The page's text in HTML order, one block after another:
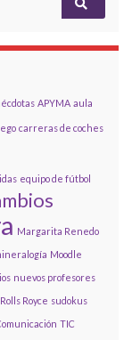
APYMA aula
carreras de coches
equipo de fútbol
Margarita Renedo
Moodle
nuevos profesores
Rolls Royce sudokus
TIC